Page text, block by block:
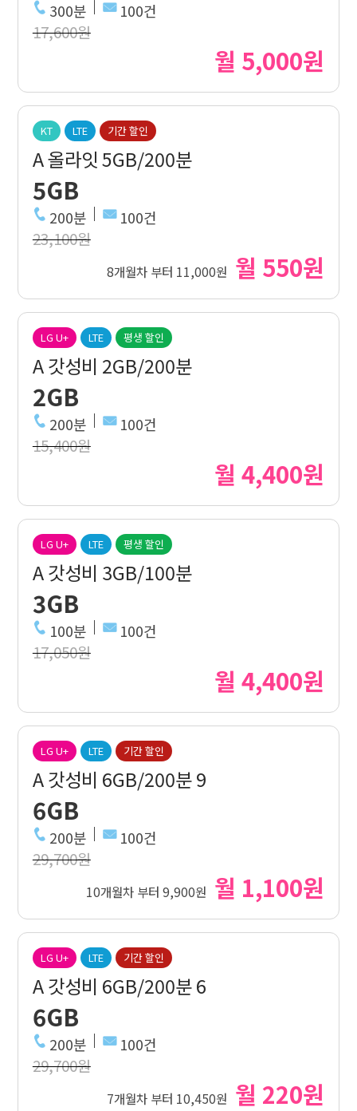
300분 100건
17,600원
월 5,000원
KT LTE 기간 할인
A 올라잇 5GB/200분
5GB
200분 100건
23,100원
8개월차 부터 11,000원 월 550원
LG U+ LTE 평생 할인
A 갓성비 2GB/200분
2GB
200분 100건
15,400원
월 4,400원
LG U+ LTE 평생 할인
A 갓성비 3GB/100분
3GB
100분 100건
17,050원
월 4,400원
LG U+ LTE 기간 할인
A 갓성비 6GB/200분 9
6GB
200분 100건
29,700원
10개월차 부터 9,900원 월 1,100원
LG U+ LTE 기간 할인
A 갓성비 6GB/200분 6
6GB
200분 100건
29,700원
7개월차 부터 10,450원 월 220원